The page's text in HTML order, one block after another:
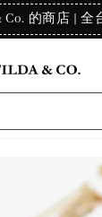
的商店 | 全